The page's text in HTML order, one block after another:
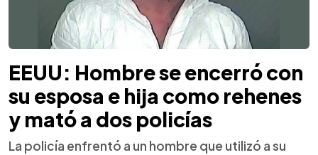
EEUU: Hombre se encerró con
su esposa e hija como rehenes
y mató a dos policías
La policía enfrentó a un hombre que utilizó a su